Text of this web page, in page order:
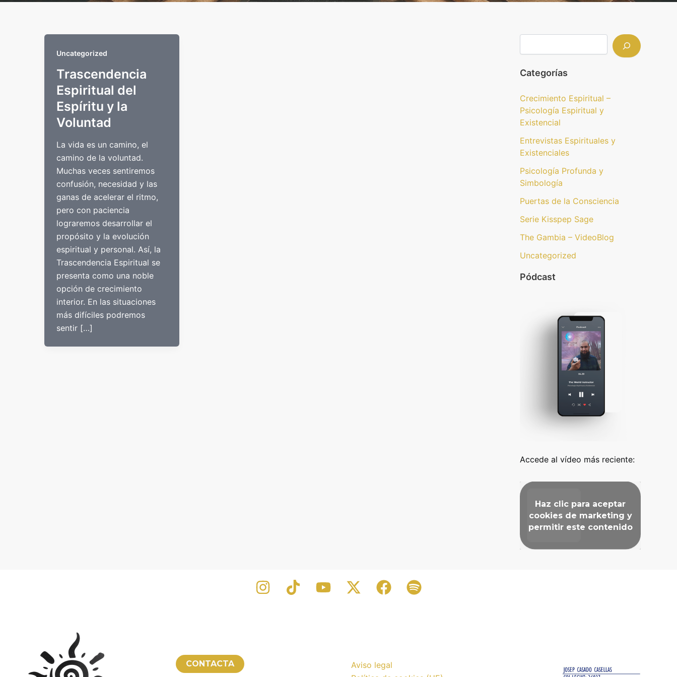
Uncategorized
Trascendencia
Espiritual del
Espíritu y la
Voluntad
La vida es un camino, el
camino de la voluntad.
Muchas veces sentiremos
confusión, necesidad y las
ganas de acelerar el ritmo,
pero con paciencia
lograremos desarrollar el
propósito y la evolución
espiritual y personal. Así, la
Trascendencia Espiritual se
presenta como una noble
opción de crecimiento
interior. En las situaciones
más difíciles podremos
sentir […]
Categorías
Crecimiento Espiritual –
Psicología Espiritual y
Existencial
Entrevistas Espirituales y
Existenciales
Psicología Profunda y
Simbología
Puertas de la Consciencia
Serie Kisspep Sage
The Gambia – VideoBlog
Uncategorized
Pódcast
Accede al vídeo más reciente:
Haz clic para aceptar
cookies de marketing y
permitir este contenido
CONTACTA
Aviso legal